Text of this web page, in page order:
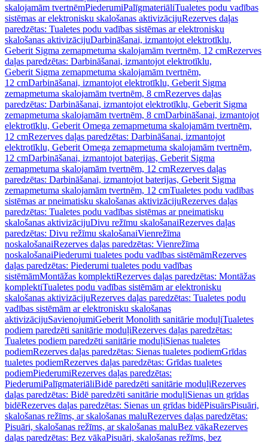
skalojamām tvertnēmPiederumiPalīgmateriāliTualetes podu vadības
sistēmas ar elektronisku skalošanas aktivizācijuRezerves daļas
paredzētas: Tualetes podu vadības sistēmas ar elektronisku
skalošanas aktivizācijuDarbināšanai, izmantojot elektrotīklu,
Geberit Sigma zemapmetuma skalojamām tvertnēm, 12 cmRezerves
daļas paredzētas: Darbināšanai, izmantojot elektrotīklu,
Geberit Sigma zemapmetuma skalojamām tvertnēm,
12 cmDarbināšanai, izmantojot elektrotīklu, Geberit Sigma
zemapmetuma skalojamām tvertnēm, 8 cmRezerves daļas
paredzētas: Darbināšanai, izmantojot elektrotīklu, Geberit Sigma
zemapmetuma skalojamām tvertnēm, 8 cmDarbināšanai, izmantojot
elektrotīklu, Geberit Omega zemapmetuma skalojamām tvertnēm,
12 cmRezerves daļas paredzētas: Darbināšanai, izmantojot
elektrotīklu, Geberit Omega zemapmetuma skalojamām tvertnēm,
12 cmDarbināšanai, izmantojot baterijas, Geberit Sigma
zemapmetuma skalojamām tvertnēm, 12 cmRezerves daļas
paredzētas: Darbināšanai, izmantojot baterijas, Geberit Sigma
zemapmetuma skalojamām tvertnēm, 12 cmTualetes podu vadības
sistēmas ar pneimatisku skalošanas aktivizācijuRezerves daļas
paredzētas: Tualetes podu vadības sistēmas ar pneimatisku
skalošanas aktivizācijuDivu režīmu skalošanaiRezerves daļas
paredzētas: Divu režīmu skalošanaiVienrežīma
noskalošanaiRezerves daļas paredzētas: Vienrežīma
noskalošanaiPiederumi tualetes podu vadības sistēmāmRezerves
daļas paredzētas: Piederumi tualetes podu vadības
sistēmāmMontāžas komplektiRezerves daļas paredzētas: Montāžas
komplektiTualetes podu vadības sistēmām ar elektronisku
skalošanas aktivizācijuRezerves daļas paredzētas: Tualetes podu
vadības sistēmām ar elektronisku skalošanas
aktivizācijuSavienojumiGeberit Monolith sanitārie moduļiTualetes
podiem paredzēti sanitārie moduļiRezerves daļas paredzētas:
Tualetes podiem paredzēti sanitārie moduļiSienas tualetes
podiemRezerves daļas paredzētas: Sienas tualetes podiemGrīdas
tualetes podiemRezerves daļas paredzētas: Grīdas tualetes
podiemPiederumiRezerves daļas paredzētas:
PiederumiPalīgmateriāliBidē paredzēti sanitārie moduļiRezerves
daļas paredzētas: Bidē paredzēti sanitārie moduļiSienas un grīdas
bidēRezerves daļas paredzētas: Sienas un grīdas bidēPisuārsPisuāri,
skalošanas režīms, ar skalošanas maluRezerves daļas paredzētas:
Pisuāri, skalošanas režīms, ar skalošanas maluBez vākaRezerves
daļas paredzētas: Bez vākaPisuāri, skalošanas režīms, bez